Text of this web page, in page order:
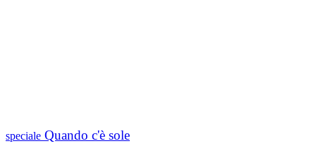
speciale Quando c'è sole